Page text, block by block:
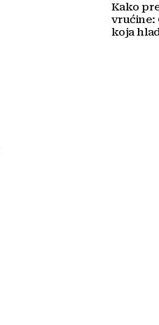
Kako
vrućine:
koja